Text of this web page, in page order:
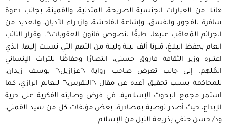
هائلا من العبارات الجنسية الصريحة، المتدنية، والقميئة، بجانب دعوة
سافرة للفجور، والفسق، وإشاعة الفاحشة، وازدراء الأديان، والعديد من
الجرائم المُعاقب عليها، طبقًا لنصوص قانون العقوبات\”. وقرار النائب
العام بحفظ البلاغ، مُبرئا ألف ليلة وليلة من التهم التي نسبت إليها، الذي
اعتبره وزير الثقافة فاروق حسني، انتصارًا وحفاظًا للتراث الإنساني
المُلهِم. إلى جانب تعرض صاحب رواية \”عزازيل\” يوسف زيدان،
للمحاكمة بسبب تحقيق أعده عن مقال \”النقرس\” للعالم الرازي، كما
استمر مجمع البحوث الإسلامية، في فرض وصايته الفكرية على حرية
الإبداع، حيث أصدر توصية بمصادرة، بعض مؤلفات كل من سيد القمني،
ود/ حسن حنفي بذريعة النيل من الإسلام.